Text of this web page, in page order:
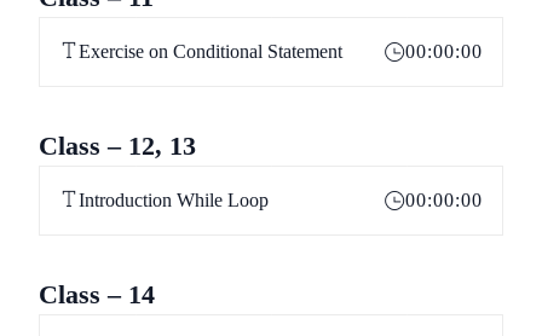
Exercise on Conditional Statement 00:00:00
Class – 12, 13
Introduction While Loop 00:00:00
Class – 14